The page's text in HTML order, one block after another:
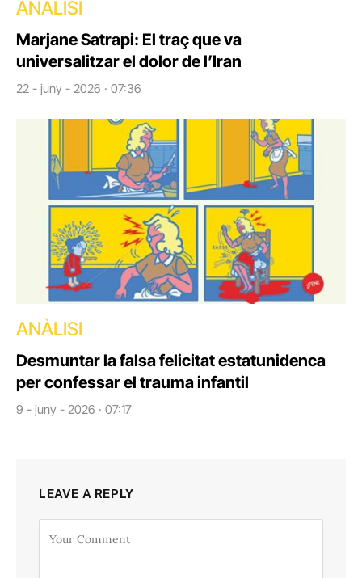
ANÀLISI
Marjane Satrapi: El traç que va
universalitzar el dolor de l’Iran
22 - juny - 2026 · 07:36
ANÀLISI
Desmuntar la falsa felicitat estatunidenca
per confessar el trauma infantil
9 - juny - 2026 · 07:17
LEAVE A REPLY